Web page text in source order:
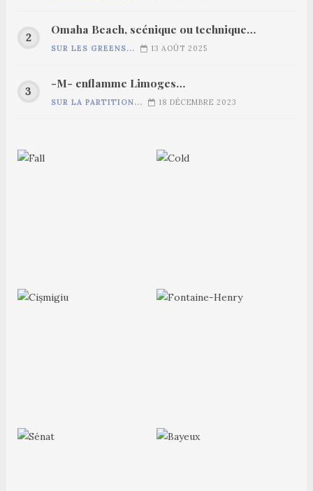
Omaha Beach, scénique ou technique…
SUR LES GREENS... 13 AOÛT 2025
-M- enflamme Limoges…
SUR LA PARTITION... 18 DÉCEMBRE 2023